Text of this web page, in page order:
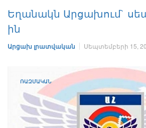
Եղանակն Արցախում`
ին
Արցախ լրատվական Սեպտեմբերի 15,
ՌԱԶՄԱԿԱՆ